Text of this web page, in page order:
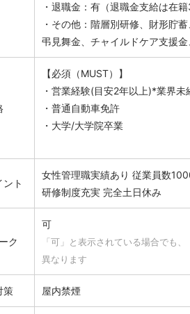
・退職金：有（退職金支給は在籍
・その他：階層別研修、財形貯
弔見舞金、チャイルドケア支援
【必須（MUST）】
・営業経験(目安2年以上)*業界未
・普通自動車免許
・大学/大学院卒業
ト
女性管理職実績あり 従業員数
研修制度充実 完全土日休み
ク
可
「可」と表示されている場合でも
異なります
策 屋内禁煙